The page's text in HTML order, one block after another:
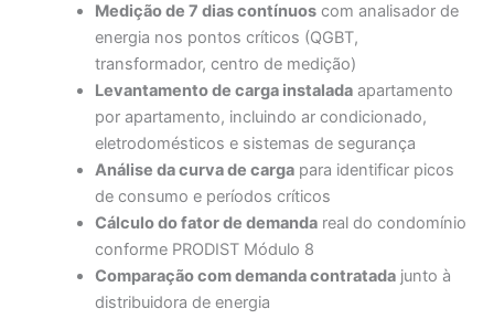
Medição de 7 dias contínuos com analisador de
energia nos pontos críticos (QGBT,
transformador, centro de medição)
Levantamento de carga instalada apartamento
por apartamento, incluindo ar condicionado,
eletrodomésticos e sistemas de segurança
Análise da curva de carga para identificar picos
de consumo e períodos críticos
Cálculo do fator de demanda real do condomínio
conforme PRODIST Módulo 8
Comparação com demanda contratada junto à
distribuidora de energia